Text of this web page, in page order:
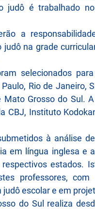
judô é trabalhado
a
na grade
selecionados
Rio de Janeiro,
Mato Grosso do Sul.
CBJ, Instituto
à análise
em língua inglesa e
estados.
professores,
escolar e em
do Sul realiza